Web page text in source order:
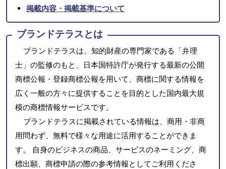
掲載内容・掲載基準について
ブランドテラスとは
ブランドテラスは、知的財産の専門家である「弁理
士」の監修のもと、日本国特許庁が発行する最新の公開
商標公報・登録商標公報を用いて、商標に関する情報を
広く一般の方々に提供することを目的とした国内最大規
模の商標情報サービスです。
ブランドテラスに掲載されている情報は、商用・非商
用問わず、無料で様々な用途に活用することができま
す。 自身のビジネスの商品、サービスのネーミング、商
標出願、商標申請の際の参考情報としてご利用くださ